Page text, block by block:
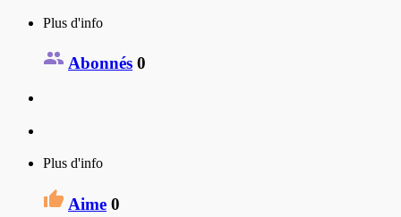
Plus d'info
Abonnés 0
Plus d'info
Aime 0